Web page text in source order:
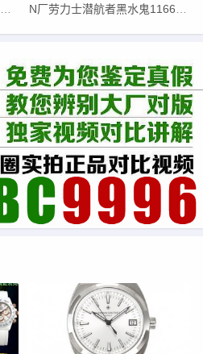
N厂劳力士潜航者黑水鬼116610LN【V12】型号价格